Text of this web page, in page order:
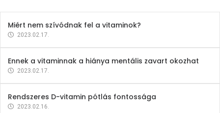
Miért nem szívódnak fel a vitaminok?
2023.02.17.
Ennek a vitaminnak a hiánya mentális zavart okozhat
2023.02.17.
Rendszeres D-vitamin pótlás fontossága
2023.02.16.